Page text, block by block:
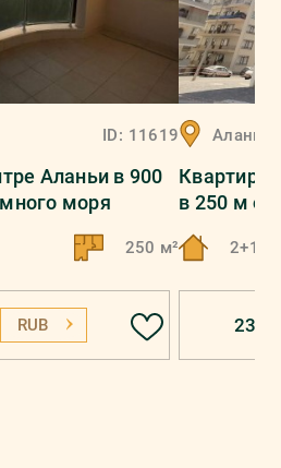
ID: 11619
Аланьи в 900
моря
250 м²
RUB
Аланья
Квартира
в 250 м
2+1
231